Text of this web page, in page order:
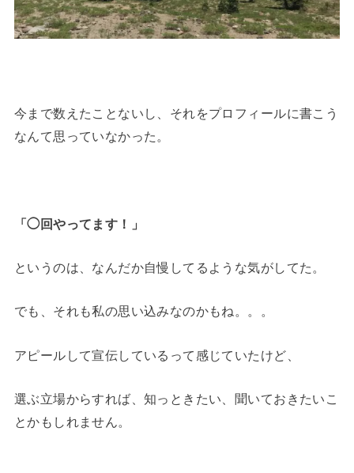
今まで数えたことないし、それをプロフィールに書こう
なんて思っていなかった。
「◯回やってます！」
というのは、なんだか自慢してるような気がしてた。
でも、それも私の思い込みなのかもね。。。
アピールして宣伝しているって感じていたけど、
選ぶ立場からすれば、知っときたい、聞いておきたいこ
とかもしれません。